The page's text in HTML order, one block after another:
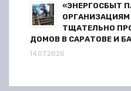
«ЭНЕРГОСБЫТ
ТЩАТЕЛЬНО
ДОМОВ В САРАТОВЕ И
14.07.2026